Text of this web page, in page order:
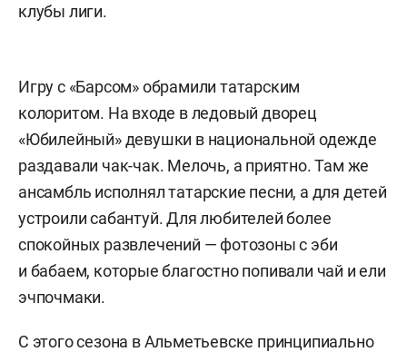
клубы лиги.
Игру с «Барсом» обрамили татарским
колоритом. На входе в ледовый дворец
«Юбилейный» девушки в национальной одежде
раздавали чак-чак. Мелочь, а приятно. Там же
ансамбль исполнял татарские песни, а для детей
устроили сабантуй. Для любителей более
спокойных развлечений — фотозоны с эби
и бабаем, которые благостно попивали чай и ели
эчпочмаки.
С этого сезона в Альметьевске принципиально